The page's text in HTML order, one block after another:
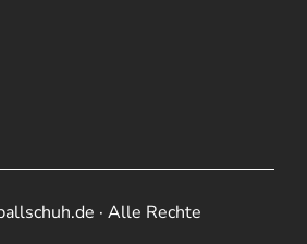
· Alle Rechte